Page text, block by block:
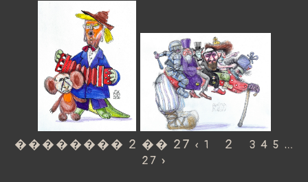
�������� 2 �� 27 « 1 2 3 4 5 …
27 »